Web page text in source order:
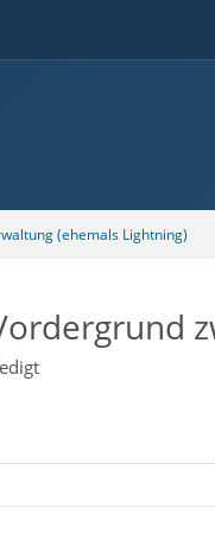
(ehemals Lightning)